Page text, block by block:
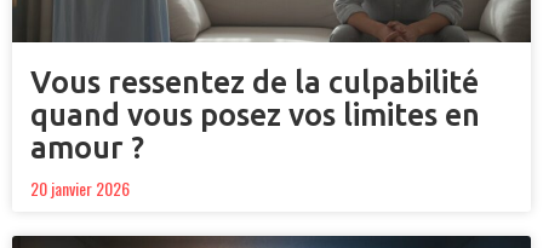
Vous ressentez de la culpabilité
quand vous posez vos limites en
amour ?
20 janvier 2026